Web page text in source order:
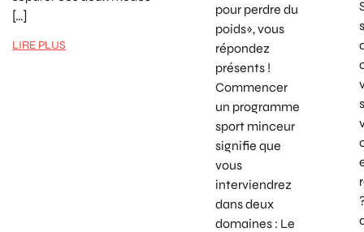
[…]
LIRE PLUS
pour perdre du
poids», vous
répondez
présents !
Commencer
un programme
sport minceur
signifie que
vous
interviendrez
dans deux
domaines : Le